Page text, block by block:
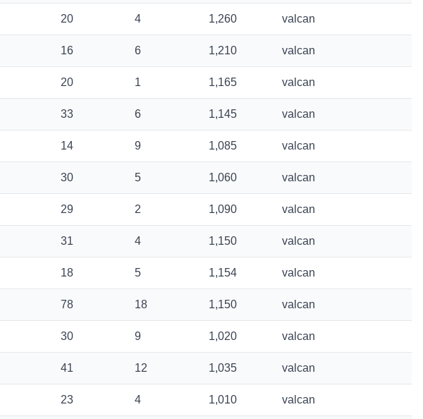
20 4 1,260 valcan
16 6 1,210 valcan
20 1 1,165 valcan
33 6 1,145 valcan
14 9 1,085 valcan
30 5 1,060 valcan
29 2 1,090 valcan
31 4 1,150 valcan
18 5 1,154 valcan
78 18 1,150 valcan
30 9 1,020 valcan
41 12 1,035 valcan
23 4 1,010 valcan